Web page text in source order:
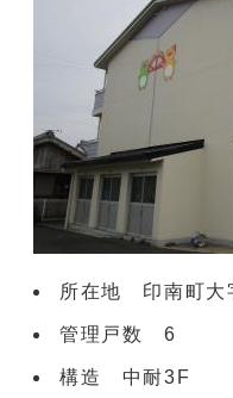
所在地 印南町大
管理戸数 6
構造 中耐3F